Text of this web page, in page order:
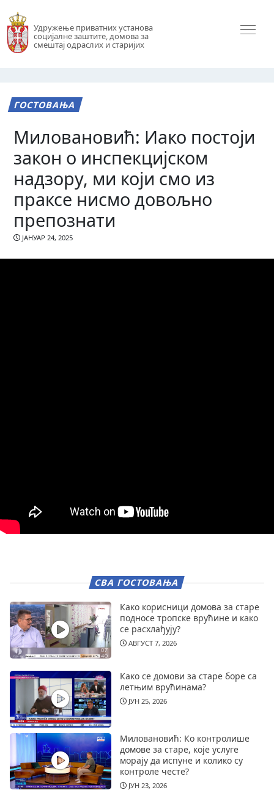
Удружење приватних установа
социјалне заштите, домова за
смештај одраслих и старијих
ГОСТОВАЊА
Миловановић: Иако постоји
закон о инспекцијском
надзору, ми који смо из
праксе нисмо довољно
препознати
ЈАНУАР 24, 2025
СВА ГОСТОВАЊА
Како корисници домова за старе
подносе тропске врућине и како
се расхлађују?
АВГУСТ 7, 2026
Како се домови за старе боре са
летњим врућинама?
ЈУН 25, 2026
Миловановић: Ко контролише
домове за старе, које услуге
морају да испуне и колико су
контроле честе?
ЈУН 23, 2026